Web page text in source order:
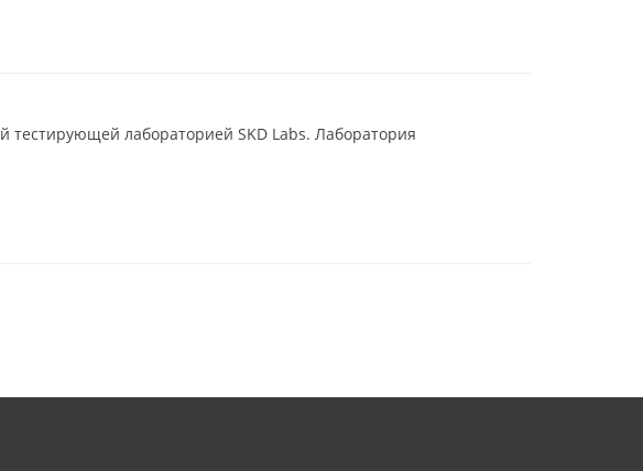
тестирующей лабораторией SKD Labs. Лаборатория